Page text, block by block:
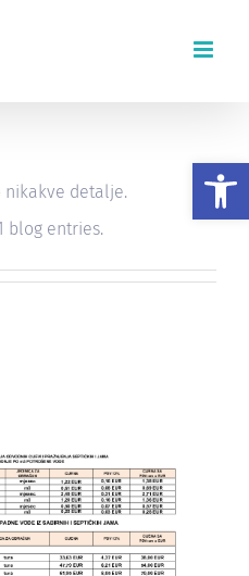
nikakve detalje.
blog entries.